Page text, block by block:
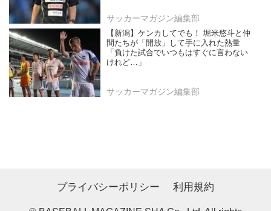
サッカーマガジン編集部
【新潟】ケンカしてでも！ 堀米悠斗と仲
間たちが「開放」して手に入れた熱量
「負けた試合でいつもはすぐに言わない
けれど…」
サッカーマガジン編集部
プライバシーポリシー 利用規約